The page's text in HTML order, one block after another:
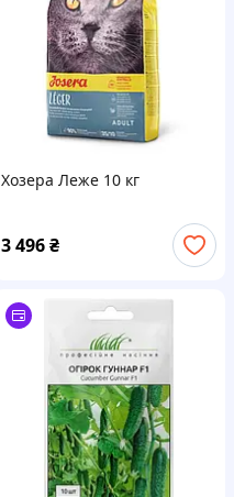
Хозера Леже 10 кг
3 496₴